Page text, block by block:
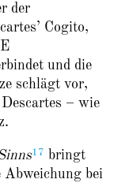
der
Cogito,
und die
schlägt vor,
– wie
17
bringt
Abweichung bei